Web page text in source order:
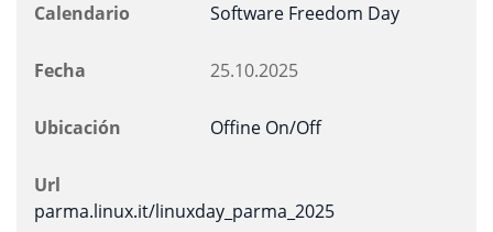
Calendario Software Freedom Day
Fecha 25.10.2025
Ubicación Offine On/Off
Url
parma.linux.it/linuxday_parma_2025